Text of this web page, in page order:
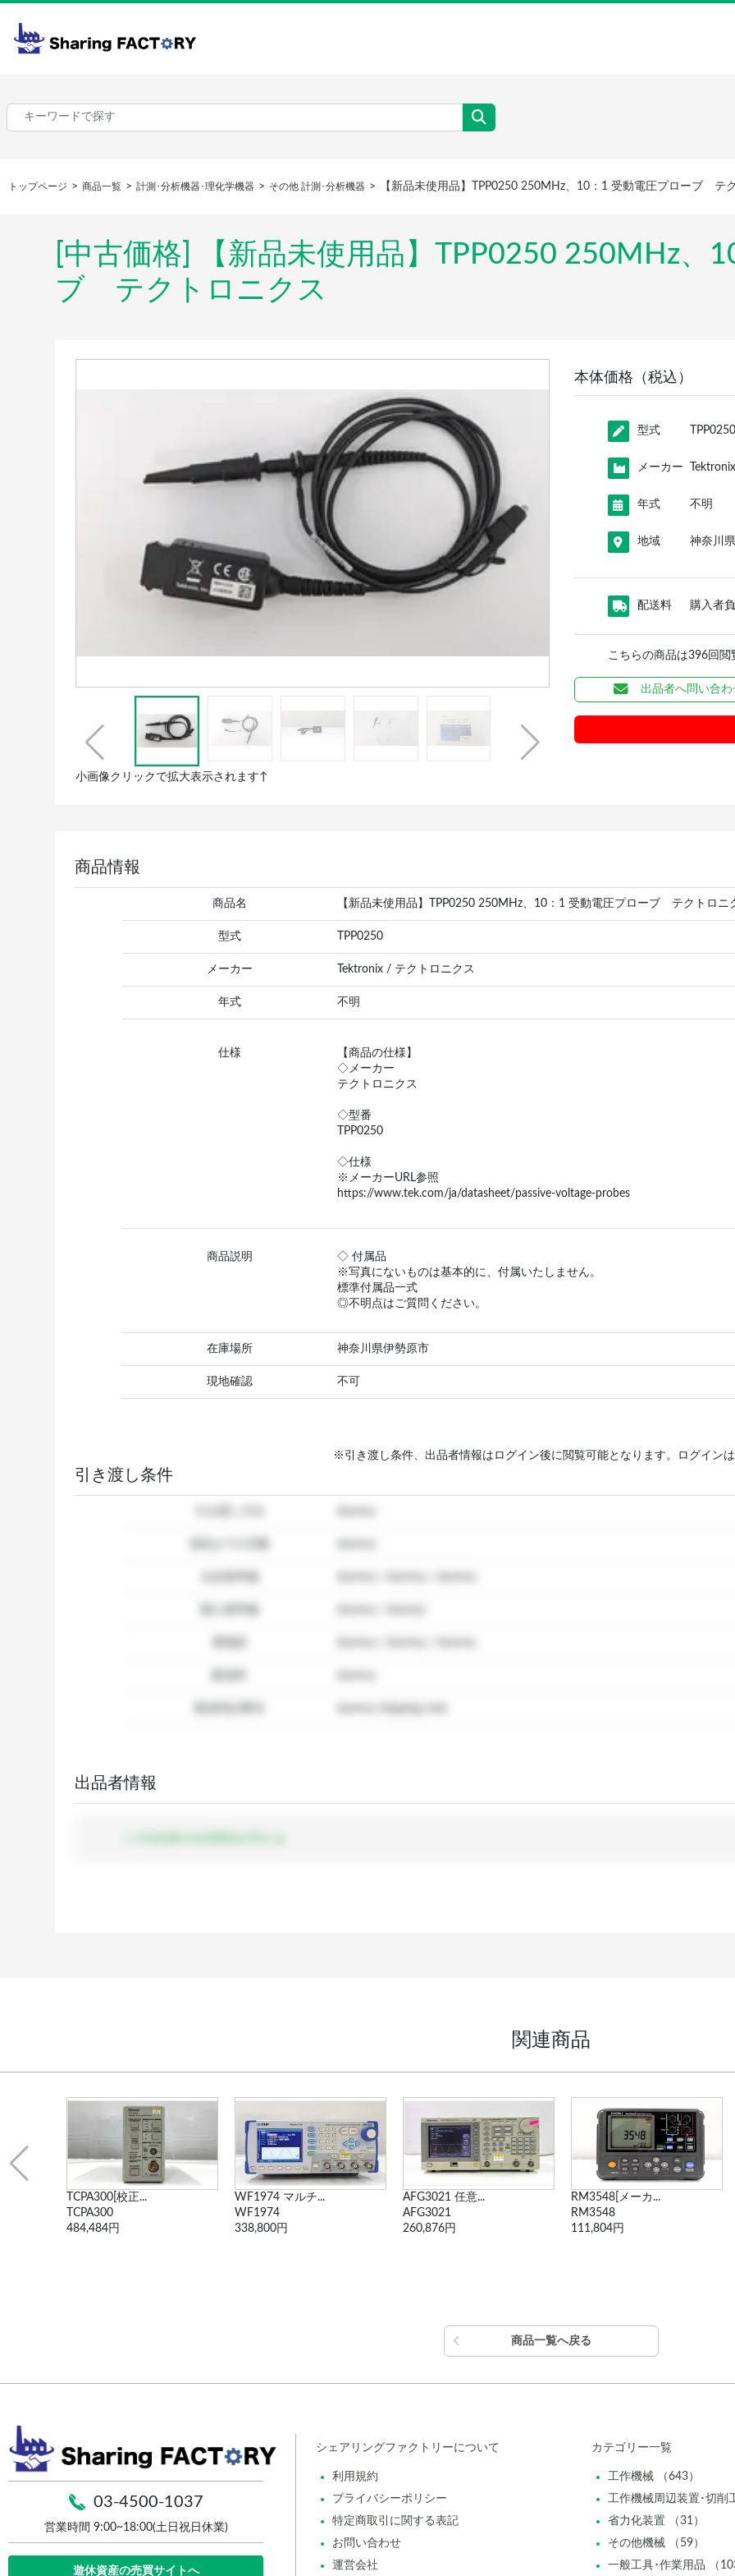
トップページ 商品一覧 計測･分析機器･理化学機器 その他 計測･分析機器 【新品未使用品】TPP0250 250MHz、10：1 受動電圧プローブ テ
[中古価格] 【新品未使用品】TPP0250 250MHz、
ブ テクトロニクス
小画像クリックで拡大表示されます↑
本体価格（税込）
型式
メーカー
年式 不明
地域 神奈川
配送料 購入者
こちらの商品は396回
出品者へ問い合
商品情報
商品名 【新品未使用品】TPP0250 250MHz、10：1 受動電圧プローブ テクトロニ
型式 TPP0250
メーカー Tektronix / テクトロニクス
年式 不明
仕様
【商品の仕様】
◇メーカー
テクトロニクス
◇型番
TPP0250
◇仕様
※メーカーURL参照
https://www.tek.com/ja/datasheet/passive-voltage-probes
商品説明
◇ 付属品
※写真にないものは基本的に、付属いたしません。
標準付属品一式
◎不明点はご質問ください。
在庫場所 神奈川県伊勢原市
現地確認 不可
※引き渡し条件、出品者情報はログイン後に閲覧可能となります。ログインは
引き渡し条件
出品者情報
関連商品
WF1974 マルチ...
WF1974
338,800円
AFG3021 任意...
AFG3021
260,876円
RM3548[メーカ...
RM3548
111,804円
6243 直流電圧・...
6243
316,778円
商品一覧へ戻る
03-4500-1037
営業時間 9:00~18:00(土日祝日休業)
遊休資産の売買サイトへ
シェアリングファクトリーについて
利用規約
プライバシーポリシー
特定商取引に関する表記
お問い合わせ
運営会社
カテゴリー一覧
工作機械 （643）
工作機械周辺装置･切削
省力化装置 （31）
その他機械 （59）
一般工具･作業用品 （